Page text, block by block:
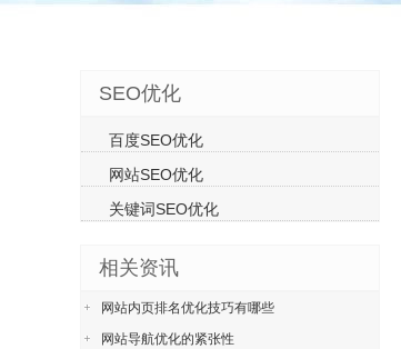
SEO优化
百度SEO优化
网站SEO优化
关键词SEO优化
相关资讯
网站内页排名优化技巧有哪些
网站导航优化的紧张性